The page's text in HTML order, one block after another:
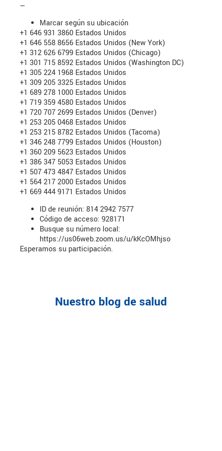
—
Marcar según su ubicación
+1 646 931 3860 Estados Unidos
+1 646 558 8656 Estados Unidos (New York)
+1 312 626 6799 Estados Unidos (Chicago)
+1 301 715 8592 Estados Unidos (Washington DC)
+1 305 224 1968 Estados Unidos
+1 309 205 3325 Estados Unidos
+1 689 278 1000 Estados Unidos
+1 719 359 4580 Estados Unidos
+1 720 707 2699 Estados Unidos (Denver)
+1 253 205 0468 Estados Unidos
+1 253 215 8782 Estados Unidos (Tacoma)
+1 346 248 7799 Estados Unidos (Houston)
+1 360 209 5623 Estados Unidos
+1 386 347 5053 Estados Unidos
+1 507 473 4847 Estados Unidos
+1 564 217 2000 Estados Unidos
+1 669 444 9171 Estados Unidos
ID de reunión: 814 2942 7577
Código de acceso: 928171
Busque su número local:
https://us06web.zoom.us/u/kKcOMhjso
Esperamos su participación.
Nuestro blog de salud